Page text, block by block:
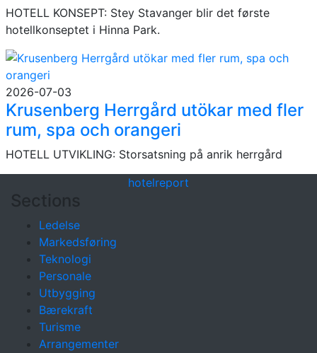
HOTELL KONSEPT: Stey Stavanger blir det første
hotellkonseptet i Hinna Park.
2026-07-03
Krusenberg Herrgård utökar med fler
rum, spa och orangeri
HOTELL UTVIKLING: Storsatsning på anrik herrgård
hotelreport
Sections
Ledelse
Markedsføring
Teknologi
Personale
Utbygging
Bærekraft
Turisme
Arrangementer